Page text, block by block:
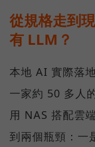
從規格走到
有 LLM？
本地 AI 實際落
一家約 50 多人
用 NAS 搭配雲
到兩個瓶頸：一